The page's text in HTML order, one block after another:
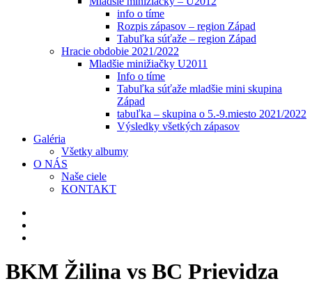
info o tíme
Rozpis zápasov – region Západ
Tabuľka súťaže – region Západ
Hracie obdobie 2021/2022
Mladšie minižiačky U2011
Info o tíme
Tabuľka súťaže mladšie mini skupina
Západ
tabuľka – skupina o 5.-9.miesto 2021/2022
Výsledky všetkých zápasov
Galéria
Všetky albumy
O NÁS
Naše ciele
KONTAKT
BKM Žilina vs BC Prievidza